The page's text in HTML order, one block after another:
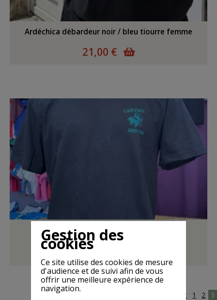
Ardéchica débardeur noir / bleu tiourre femme
21,00 €
ARDECHICA Noir / bleu tiourre
21,00 €
Précédent 1 2 3
Gestion des
cookies
Ce site utilise des cookies de mesure
d'audience et de suivi afin de vous
offrir une meilleure expérience de
navigation.